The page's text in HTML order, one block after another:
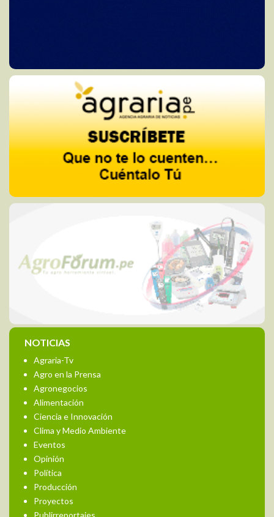
NOTICIAS
Agraria-Tv
Agro en la Prensa
Agronegocios
Alimentación
Ciencia e Innovación
Clima y Medio Ambiente
Eventos
Opinión
Política
Producción
Proyectos